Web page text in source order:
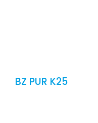
BZ PUR K25